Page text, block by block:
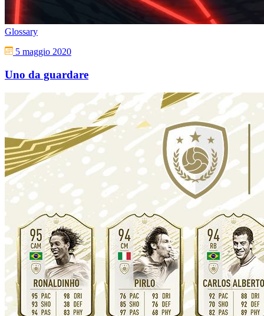
Glossary
5 maggio 2020
Uno da guardare